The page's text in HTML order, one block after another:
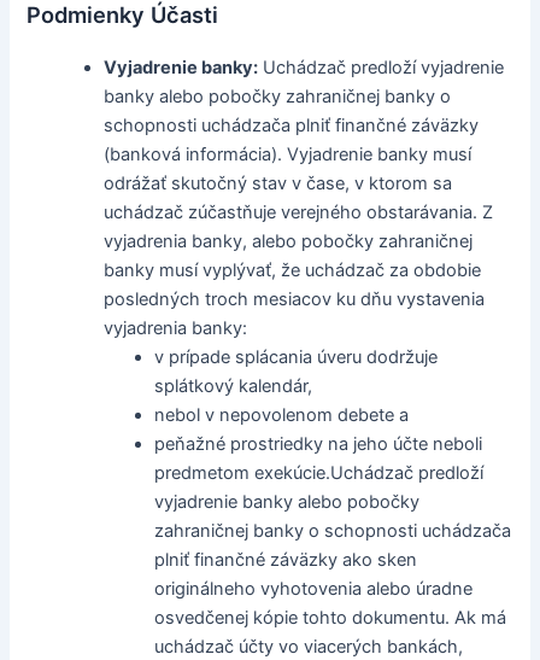
Podmienky Účasti
Vyjadrenie banky: Uchádzač predloží vyjadrenie
banky alebo pobočky zahraničnej banky o
schopnosti uchádzača plniť finančné záväzky
(banková informácia). Vyjadrenie banky musí
odrážať skutočný stav v čase, v ktorom sa
uchádzač zúčastňuje verejného obstarávania. Z
vyjadrenia banky, alebo pobočky zahraničnej
banky musí vyplývať, že uchádzač za obdobie
posledných troch mesiacov ku dňu vystavenia
vyjadrenia banky:
v prípade splácania úveru dodržuje
splátkový kalendár,
nebol v nepovolenom debete a
peňažné prostriedky na jeho účte neboli
predmetom exekúcie.Uchádzač predloží
vyjadrenie banky alebo pobočky
zahraničnej banky o schopnosti uchádzača
plniť finančné záväzky ako sken
originálneho vyhotovenia alebo úradne
osvedčenej kópie tohto dokumentu. Ak má
uchádzač účty vo viacerých bankách,